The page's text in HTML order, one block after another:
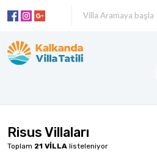
Risus Villaları
Toplam 21 VİLLA listeleniyor